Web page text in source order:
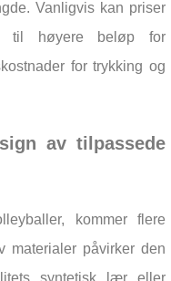
Vanligvis kan priser
til høyere beløp for
for trykking og
av tilpassede
kommer flere
materialer påvirker den
syntetisk lær eller